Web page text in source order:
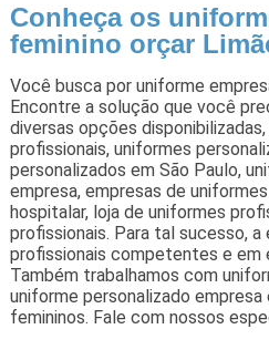
Conheça os
feminino orçar
Você busca por uniforme
Encontre a solução que você
diversas opções
profissionais, uniformes
personalizados em São Paulo,
empresa, empresas de
hospitalar, loja de uniformes
profissionais. Para tal sucesso,
profissionais competentes e em
Também trabalhamos com
uniforme personalizado
femininos. Fale com nossos